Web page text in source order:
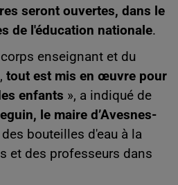
seront ouvertes, dans le
de l'éducation nationale.
enseignant et du
tout est mis en œuvre pour
enfants », a indiqué de
le maire d’Avesnes-
bouteilles d'eau à la
et des professeurs dans